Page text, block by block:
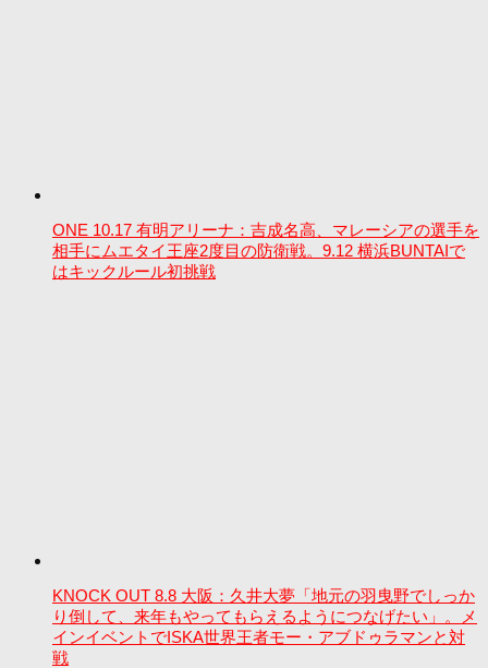
ONE 10.17 有明アリーナ：吉成名高、マレーシアの選手を
相手にムエタイ王座2度目の防衛戦。9.12 横浜BUNTAIで
はキックルール初挑戦
KNOCK OUT 8.8 大阪：久井大夢「地元の羽曳野でしっか
り倒して、来年もやってもらえるようにつなげたい」。メ
インイベントでISKA世界王者モー・アブドゥラマンと対
戦